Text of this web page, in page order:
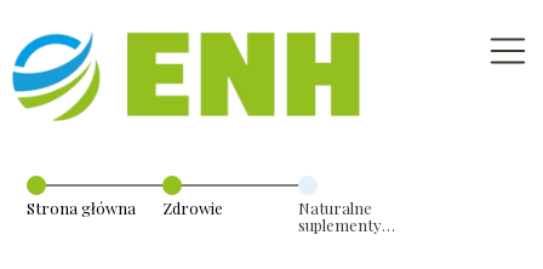
Strona główna Zdrowie
Naturalne
suplementy